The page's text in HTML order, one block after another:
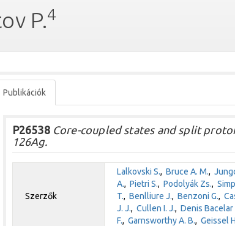
P.4
Publikációk
P26538Core-coupled states and split
126Ag.
Szerzők
Lalkovski S., Bruce A. M.,
A., Pietri S., Podolyák Zs.,
T., Benlliure J., Benzoni G.,
J. J., Cullen I. J., Denis Bacelar
F., Garnsworthy A. B., Geissel